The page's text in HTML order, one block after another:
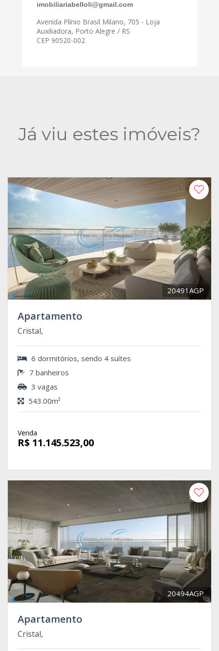
imobiliariabelloli@gmail.com
Avenida Plínio Brasil Milano, 705 - Loja
Auxiliadora, Porto Alegre / RS
CEP 90520-002
Já viu estes imóveis?
20491AGP
Apartamento
Cristal,
6 dormitórios, sendo 4 suítes
7 banheiros
3 vagas
543.00m²
Venda
R$ 11.145.523,00
20494AGP
Apartamento
Cristal,